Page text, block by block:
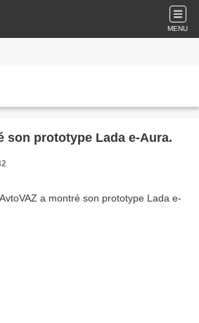
MENU
son prototype Lada e-Aura.